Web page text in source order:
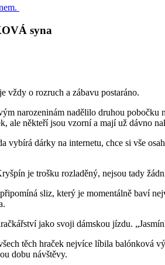
syna
vždy o rozruch a zábavu postaráno.
narozeninám nadělilo druhou
ale někteří jsou vzorní a mají už dávno
vybírá dárky na internetu, chce si vše
je trošku rozladěný, nejsou tady
sliz, který je momentálně baví
jako svoji dámskou jízdu.
těch hraček nejvíce líbila
dobu návštěvy.